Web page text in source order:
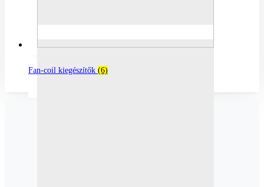
Fan-coil kiegészítők (6)